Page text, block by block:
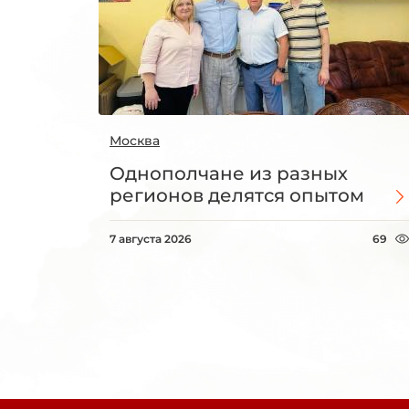
Москва
Однополчане из разных
регионов делятся опытом
7 августа 2026 69